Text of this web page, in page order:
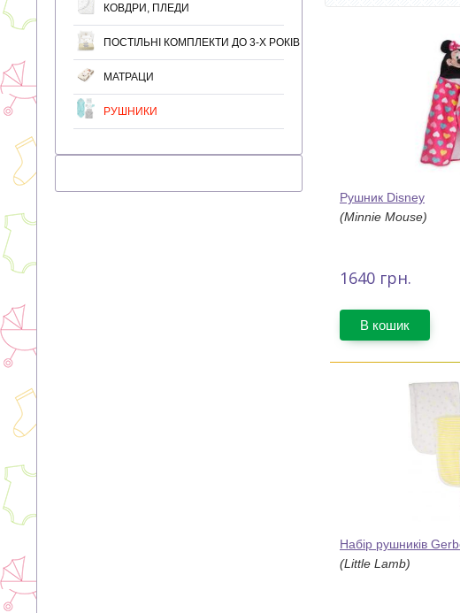
КОВДРИ, ПЛЕДИ
ПОСТІЛЬНІ КОМПЛЕКТИ ДО 3-Х РОКІВ
МАТРАЦИ
РУШНИКИ
Рушник Disney
(Minnie Mouse)
1640 грн.
В кошик
Набір рушників
(Little Lamb)